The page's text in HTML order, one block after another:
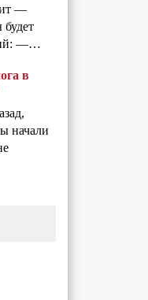
—
—…
в
начали